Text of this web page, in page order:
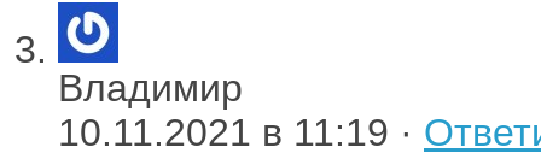
Владимир
10.11.2021 в 11:19 ·